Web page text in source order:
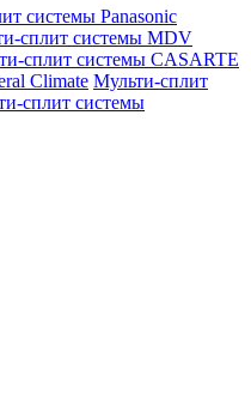
системы Panasonic
сплит системы MDV
сплит системы CASARTE
Climate Мульти-сплит
сплит системы